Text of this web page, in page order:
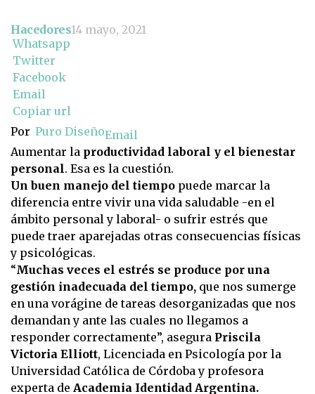
Hacedores14 mayo, 2021
Whatsapp
Twitter
Facebook
Email
Copiar url
Por Puro DiseñoEmail
Aumentar la productividad laboral y el bienestar
personal. Esa es la cuestión.
Un buen manejo del tiempo puede marcar la
diferencia entre vivir una vida saludable -en el
ámbito personal y laboral- o sufrir estrés que
puede traer aparejadas otras consecuencias físicas
y psicológicas.
“Muchas veces el estrés se produce por una
gestión inadecuada del tiempo, que nos sumerge
en una vorágine de tareas desorganizadas que nos
demandan y ante las cuales no llegamos a
responder correctamente”, asegura Priscila
Victoria Elliott, Licenciada en Psicología por la
Universidad Católica de Córdoba y profesora
experta de Academia Identidad Argentina.